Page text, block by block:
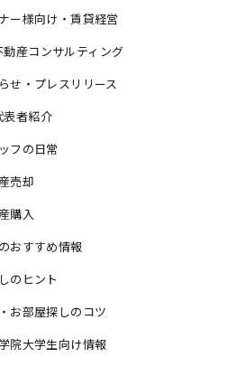
ー様向け・賃貸経営
動産コンサルティング
せ・プレスリリース
表者紹介
フの日常
売却
購入
おすすめ情報
のヒント
お部屋探しのコツ
院大学生向け情報